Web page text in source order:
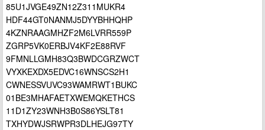
85U1JVGE49ZN12Z311MUKR4
HDF44GT0NANMJ5DYYBHHQHP
4KZNRAAGMHZF2M6LVRR559P
ZGRP5VK0ERBJV4KF2E88RVF
9FMNLLGMH83Q3BWDCGRZWCT
VYXKEXDX5EDVC16WNSCS2H1
CWNESSVUVC93WAMRWT1BUKC
01BE3MHAFAETXWEMQKETHCS
11D1ZY23WNH3B0S86YSLT81
TXHYDWJSRWPR3DLHEJG97TY